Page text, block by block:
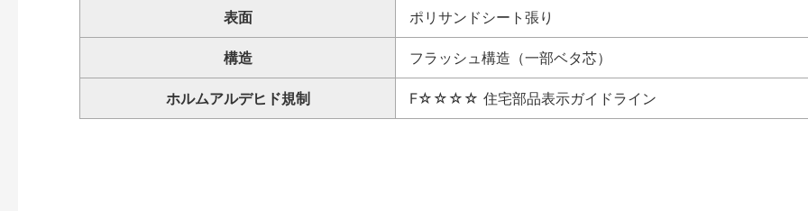
表面 ポリサンドシート張り
構造 フラッシュ構造（一部ベタ芯）
ホルムアルデヒド規制 F☆☆☆☆ 住宅部品表示ガイドライン